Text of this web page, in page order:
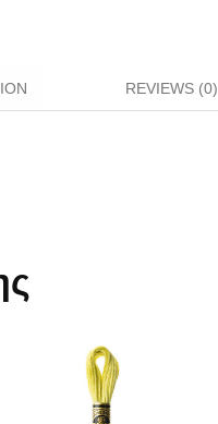
REVIEWS (0)